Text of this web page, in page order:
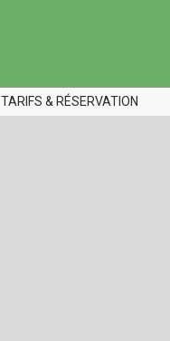
TARIFS & RÉSERVATION